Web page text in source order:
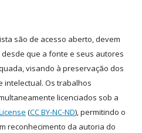
são de acesso aberto, devem
que a fonte e seus autores
visando à preservação dos
Os trabalhos
licenciados sob a
(CC BY-NC-ND), permitindo o
reconhecimento da autoria do